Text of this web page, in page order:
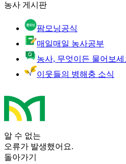
농사 게시판
팜모닝공식
매일매일 농사공부
농사, 무엇이든 물어보세
이웃들의 병해충 소식
알 수 없는
오류가 발생했어요.
돌아가기